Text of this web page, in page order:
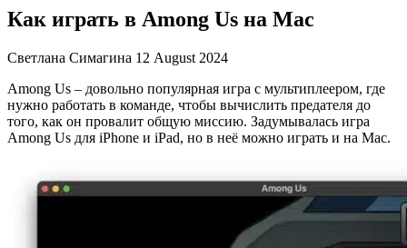
Как играть в Among Us на Mac
Светлана Симагина 12 August 2024
Among Us – довольно популярная игра с мультиплеером, где
нужно работать в команде, чтобы вычислить предателя до
того, как он провалит общую миссию. Задумывалась игра
Among Us для iPhone и iPad, но в неё можно играть и на Mac.